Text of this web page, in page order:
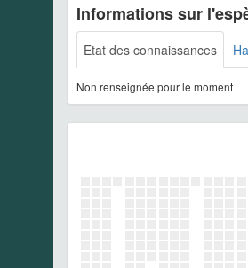
Informations sur
Etat des connaissances
Non renseignée pour le moment